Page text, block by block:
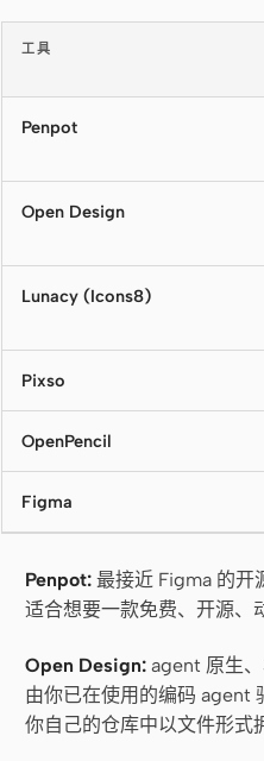
工具
Penpot
Open Design
Lunacy (Icons8)
Pixso
OpenPencil
Figma
Penpot: 最接近 Figma 的开
适合想要一款免费、开源、
Open Design: agent 原生
由你已在使用的编码 agent
你自己的仓库中以文件形式